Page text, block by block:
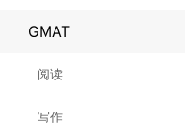
GMAT
阅读
写作